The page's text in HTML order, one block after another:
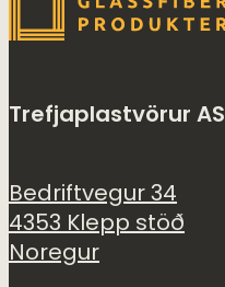
Trefjaplastvörur AS
Bedriftvegur 34
4353 Klepp stöð
Noregur